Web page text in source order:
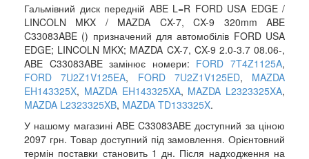
Гальмівний диск передній ABE L=R FORD USA EDGE /
LINCOLN MKX / MAZDA CX-7, CX-9 320mm ABE
C33083ABE () призначений для автомобілів FORD USA
EDGE; LINCOLN MKX; MAZDA CX-7, CX-9 2.0-3.7 08.06-,
ABE C33083ABE замінює номери: FORD 7T4Z1125A,
FORD 7U2Z1V125EA, FORD 7U2Z1V125ED, MAZDA
EH143325X, MAZDA EH143325XA, MAZDA L2323325XA,
MAZDA L2323325XB, MAZDA TD133325X.
У нашому магазині ABE C33083ABE доступний за ціною
2097 грн. Товар доступний під замовлення. Орієнтовний
термін поставки становить 1 дн. Після надходження на